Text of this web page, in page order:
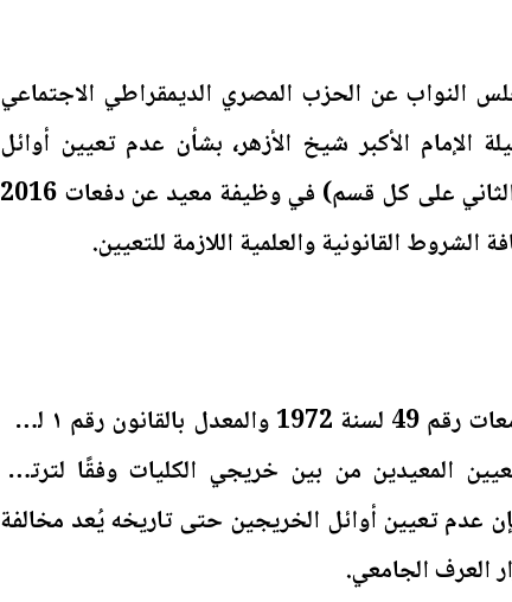
النواب عن الحزب المصري الديمقراطي الاجتماعي
الأكبر شيخ الأزهر، بشأن عدم تعيين أوائل
خريجي جامعة الأزهر (الأول والثاني على كل قسم) في وظيفة معيد عن دفعات 2016
وحيث نص قانون تنظيم الجامعات رقم 49 لسنة 1972 والمعدل بالقانون رقم ١ لسنة
(137) على تعيين المعيدين من بين خريجي الكليات وفقًا لترتيب
عدم تعيين أوائل الخريجين حتى تاريخه يُعد مخالفة
العرف الجامعي.